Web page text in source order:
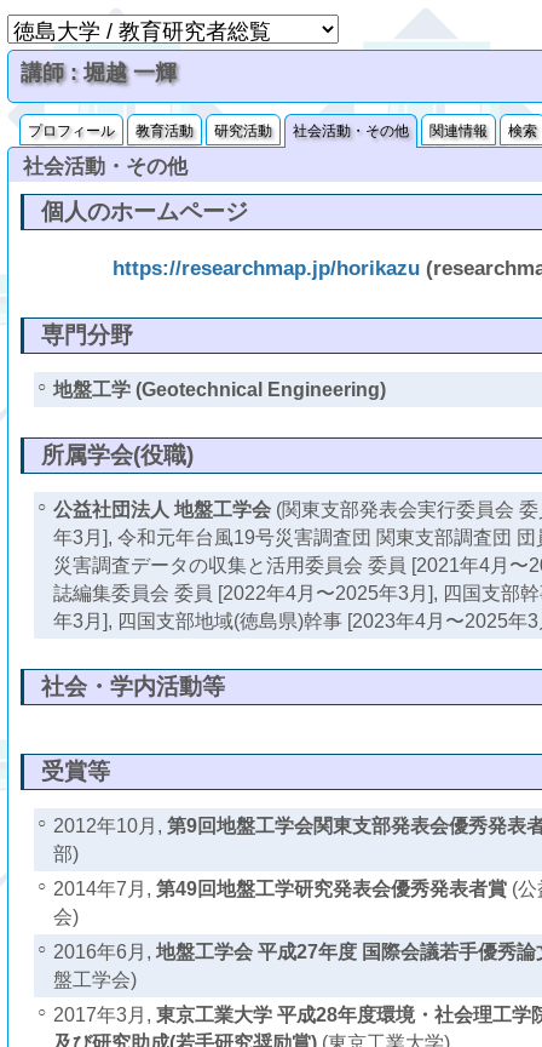
講師 : 堀越 一輝
プロフィール 教育活動 研究活動 社会活動・その他 関連情報 検索
社会活動・その他
個人のホームページ
https://researchmap.jp/horikazu
専門分野
○ 地盤工学 (Geotechnical Engineering)
所属学会(役職)
○ 公益社団法人 地盤工学会(関東支部発表会実行委員会
年3月], 令和元年台風19号災害調査団 関東支部調査団
災害調査データの収集と活用委員会 委員 [2021年4月〜
誌編集委員会 委員 [2022年4月〜2025年3月], 四国支部
年3月], 四国支部地域(徳島県)幹事 [2023年4月〜2025年3
社会・学内活動等
受賞等
○ 2012年10月, 第9回地盤工学会関東支部発表会優秀発表
部)
○ 2014年7月, 第49回地盤工学研究発表会優秀発表者賞(公
会)
○ 2016年6月, 地盤工学会 平成27年度 国際会議若手優秀論
盤工学会)
○ 2017年3月, 東京工業大学 平成28年度環境・社会理工学
及び研究助成(若手研究奨励賞)(東京工業大学)